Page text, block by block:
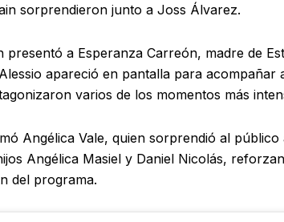
sorprendieron junto a Joss Álvarez.
presentó a Esperanza Carreón, madre de
apareció en pantalla para acompañar
varios de los momentos más
Angélica Vale, quien sorprendió al
Angélica Masiel y Daniel Nicolás,
del programa.